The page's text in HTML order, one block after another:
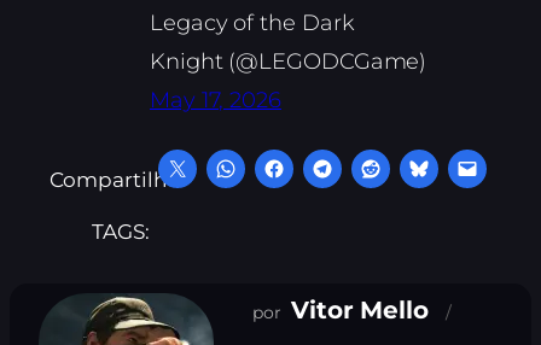
Legacy of the Dark
Knight (@LEGODCGame)
May 17, 2026
Compartilhe:
TAGS:
Vitor Mello